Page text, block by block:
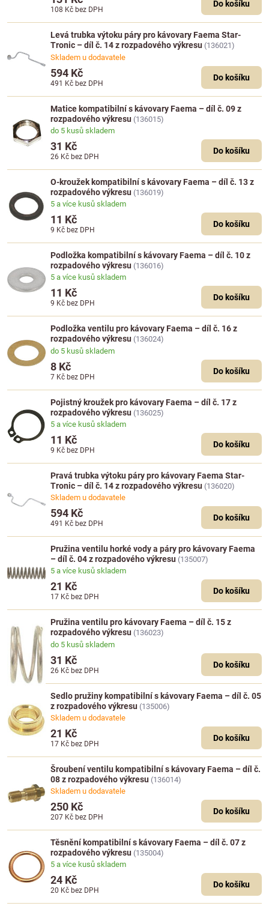
108 Kč bez DPH
Do košíku
Levá trubka výtoku páry pro kávovary Faema Star-
Tronic – díl č. 14 z rozpadového výkresu (136021)
Skladem u dodavatele
594 Kč
491 Kč bez DPH
Do košíku
Matice kompatibilní s kávovary Faema – díl č. 09 z
rozpadového výkresu (136015)
do 5 kusů skladem
31 Kč
26 Kč bez DPH
Do košíku
O-kroužek kompatibilní s kávovary Faema – díl č. 13 z
rozpadového výkresu (136019)
5 a více kusů skladem
11 Kč
9 Kč bez DPH
Do košíku
Podložka kompatibilní s kávovary Faema – díl č. 10 z
rozpadového výkresu (136016)
5 a více kusů skladem
11 Kč
9 Kč bez DPH
Do košíku
Podložka ventilu pro kávovary Faema – díl č. 16 z
rozpadového výkresu (136024)
do 5 kusů skladem
8 Kč
7 Kč bez DPH
Do košíku
Pojistný kroužek pro kávovary Faema – díl č. 17 z
rozpadového výkresu (136025)
5 a více kusů skladem
11 Kč
9 Kč bez DPH
Do košíku
Pravá trubka výtoku páry pro kávovary Faema Star-
Tronic – díl č. 14 z rozpadového výkresu (136020)
Skladem u dodavatele
594 Kč
491 Kč bez DPH
Do košíku
Pružina ventilu horké vody a páry pro kávovary Faema
– díl č. 04 z rozpadového výkresu (135007)
5 a více kusů skladem
21 Kč
17 Kč bez DPH
Do košíku
Pružina ventilu pro kávovary Faema – díl č. 15 z
rozpadového výkresu (136023)
do 5 kusů skladem
31 Kč
26 Kč bez DPH
Do košíku
Sedlo pružiny kompatibilní s kávovary Faema – díl č. 05
z rozpadového výkresu (135006)
Skladem u dodavatele
21 Kč
17 Kč bez DPH
Do košíku
Šroubení ventilu kompatibilní s kávovary Faema – díl č.
08 z rozpadového výkresu (136014)
Skladem u dodavatele
250 Kč
207 Kč bez DPH
Do košíku
Těsnění kompatibilní s kávovary Faema – díl č. 07 z
rozpadového výkresu (135004)
5 a více kusů skladem
24 Kč
20 Kč bez DPH
Do košíku